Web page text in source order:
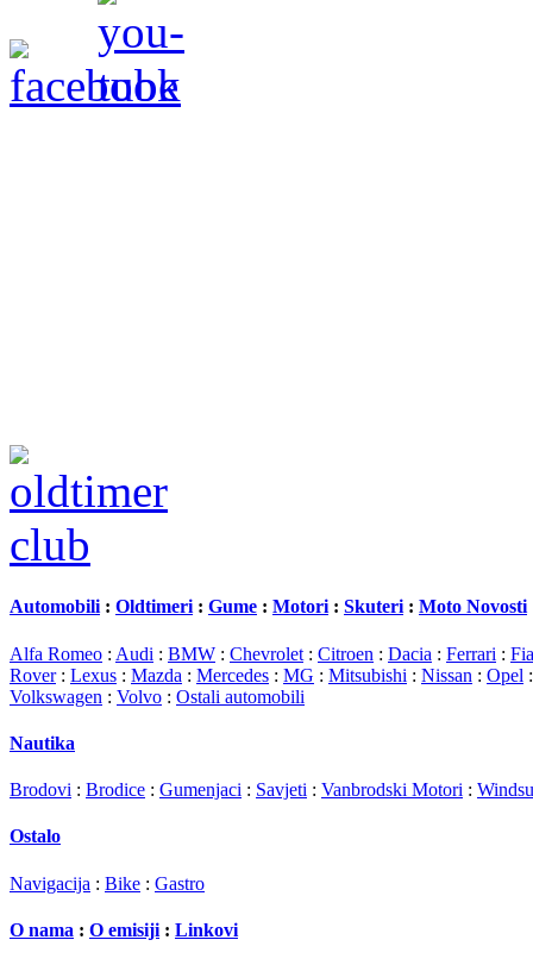
Automobili : Oldtimeri : Gume : Motori : Skuteri : Moto Novosti
Alfa Romeo : Audi : BMW : Chevrolet : Citroen : Dacia : Ferrari :
Rover: Lexus : Mazda : Mercedes : MG : Mitsubishi : Nissan : Opel
Volkswagen : Volvo : Ostali automobili
Nautika
Brodovi : Brodice : Gumenjaci : Savjeti : Vanbrodski Motori :
Ostalo
Navigacija : Bike : Gastro
O nama : O emisiji : Linkovi